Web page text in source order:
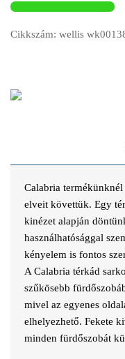
Cikkszám: wellis
Calabria termékünknél
elveit követtük. Egy
kinézet alapján
használhatósággal
kényelem is fontos
A Calabria térkád
szűkösebb
mivel az egyenes
elhelyezhető. Fekete
minden fürdőszobát